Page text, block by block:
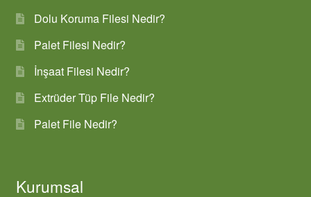
Dolu Koruma Filesi Nedir?
Palet Filesi Nedir?
İnşaat Filesi Nedir?
Extrüder Tüp File Nedir?
Palet File Nedir?
Kurumsal